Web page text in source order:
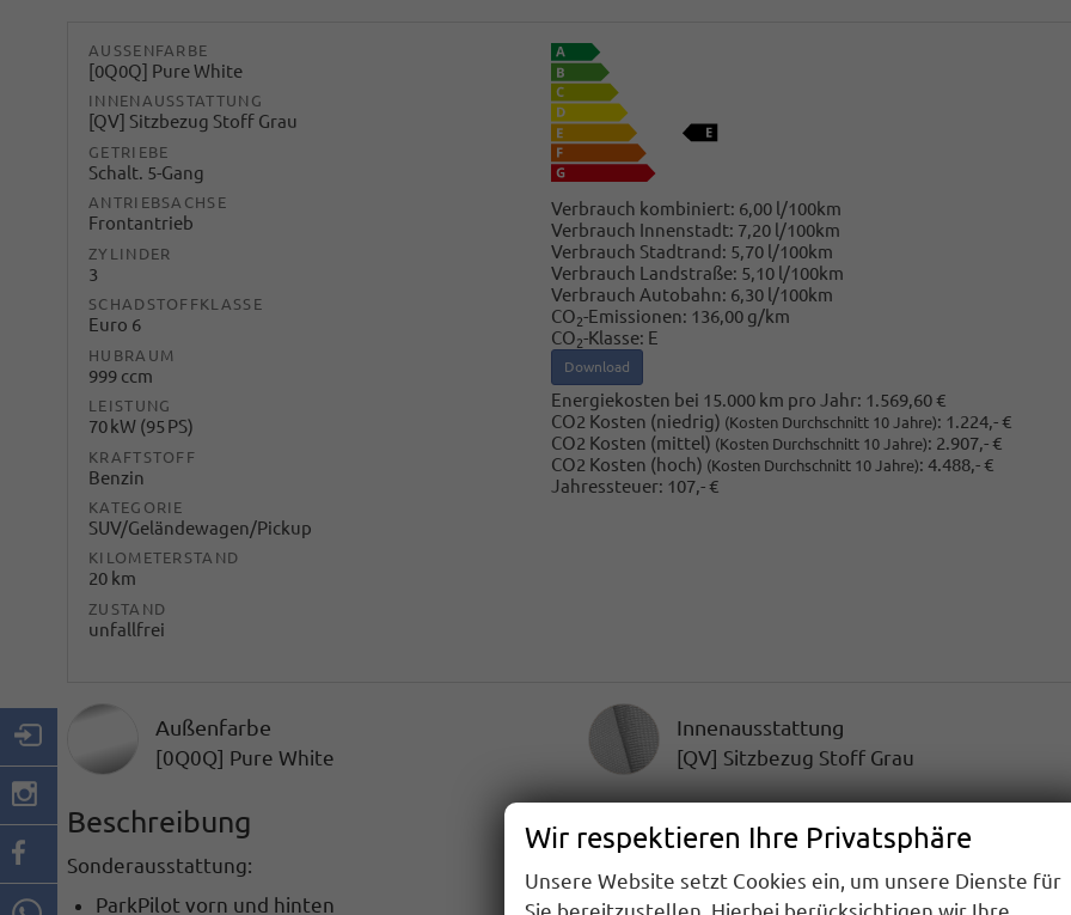
AUSSENFARBE
[0Q0Q] Pure White
INNENAUSSTATTUNG
[QV] Sitzbezug Stoff Grau
GETRIEBE
Schalt. 5-Gang
ANTRIEBSACHSE
Frontantrieb
ZYLINDER
3
SCHADSTOFFKLASSE
Euro 6
HUBRAUM
999 ccm
LEISTUNG
70 kW (95 PS)
KRAFTSTOFF
Benzin
KATEGORIE
SUV/Geländewagen/Pickup
KILOMETERSTAND
20 km
ZUSTAND
unfallfrei
Verbrauch kombiniert: 6,00 l/100km
Verbrauch Innenstadt: 7,20 l/100km
Verbrauch Stadtrand: 5,70 l/100km
Verbrauch Landstraße: 5,10 l/100km
Verbrauch Autobahn: 6,30 l/100km
CO2-Emissionen: 136,00 g/km
CO2-Klasse: E
Download
Energiekosten bei 15.000 km pro Jahr: 1.569,60 €
CO2 Kosten (niedrig) (Kosten Durchschnitt 10 Jahre): 1.224,- €
CO2 Kosten (mittel) (Kosten Durchschnitt 10 Jahre): 2.907,- €
CO2 Kosten (hoch) (Kosten Durchschnitt 10 Jahre): 4.488,- €
Jahressteuer: 107,- €
Außenfarbe
[0Q0Q] Pure White
InnenausstattungInnenausstattung
[QV] Sitzbezug Stoff Grau
Beschreibung
Sonderausstattung:
ParkPilot vorn und hinten
Wir respektieren Ihre Privatsphäre
Unsere Website setzt Cookies ein, um unsere Dienste für